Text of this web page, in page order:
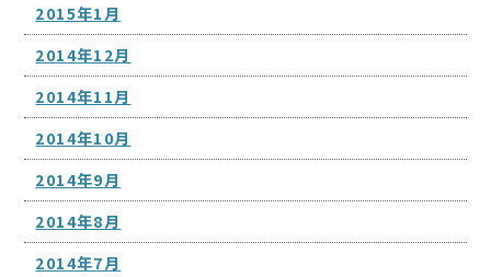
2015年1月
2014年12月
2014年11月
2014年10月
2014年9月
2014年8月
2014年7月